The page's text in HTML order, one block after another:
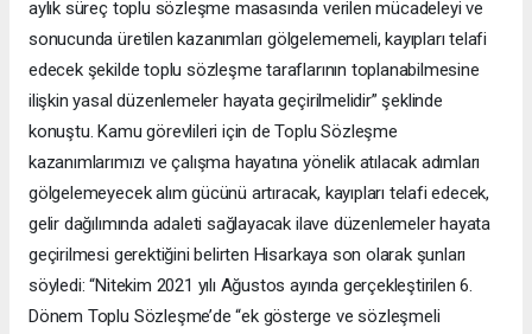
aylık süreç toplu sözleşme masasında verilen mücadeleyi ve
sonucunda üretilen kazanımları gölgelememeli, kayıpları telafi
edecek şekilde toplu sözleşme taraflarının toplanabilmesine
ilişkin yasal düzenlemeler hayata geçirilmelidir” şeklinde
konuştu. Kamu görevlileri için de Toplu Sözleşme
kazanımlarımızı ve çalışma hayatına yönelik atılacak adımları
gölgelemeyecek alım gücünü artıracak, kayıpları telafi edecek,
gelir dağılımında adaleti sağlayacak ilave düzenlemeler hayata
geçirilmesi gerektiğini belirten Hisarkaya son olarak şunları
söyledi: “Nitekim 2021 yılı Ağustos ayında gerçekleştirilen 6.
Dönem Toplu Sözleşme’de “ek gösterge ve sözleşmeli